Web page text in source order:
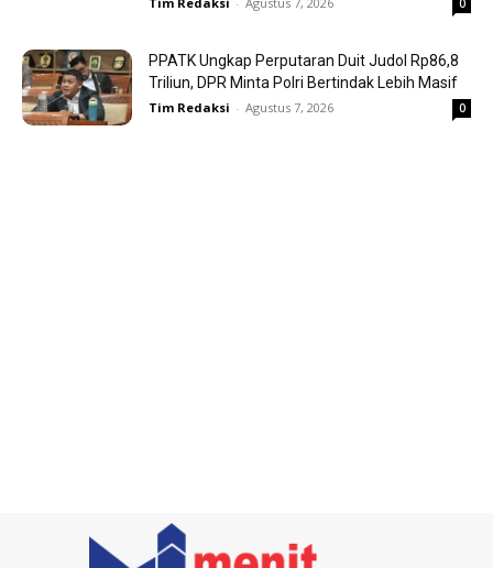
0
PPATK Ungkap Perputaran Duit Judol Rp86,8
Triliun, DPR Minta Polri Bertindak Lebih Masif
Tim Redaksi - Agustus 7, 2026 0